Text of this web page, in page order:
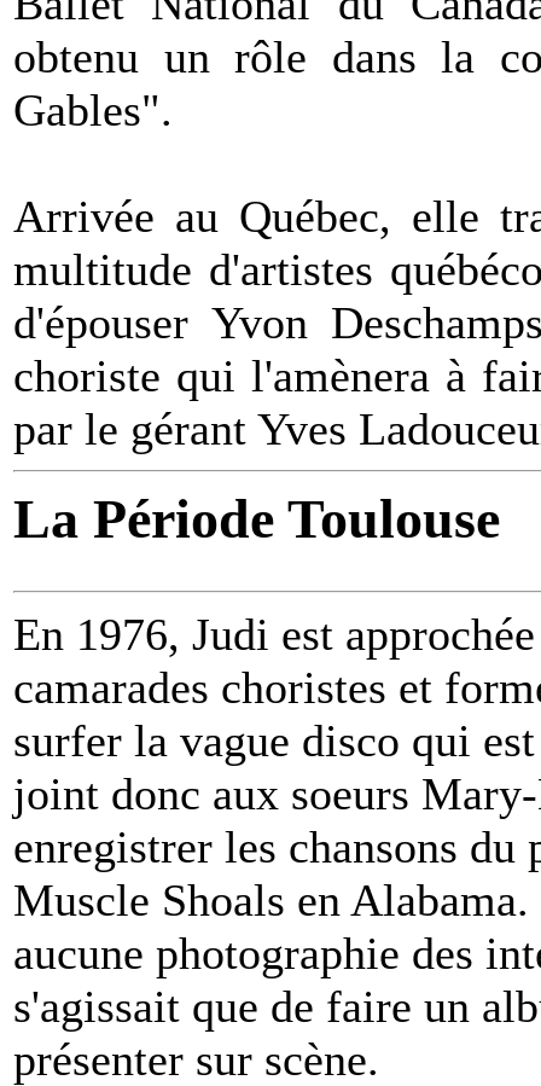
obtenu un rôle dans la
Gables".
Arrivée au Québec, elle
multitude d'artistes
d'épouser Yvon
choriste qui l'amènera à
par le gérant Yves
La Période Toulouse
En 1976, Judi est
camarades choristes et
surfer la vague disco qui
joint donc aux soeurs
enregistrer les chansons
Muscle Shoals en
aucune photographie des
s'agissait que de faire un
présenter sur scène.